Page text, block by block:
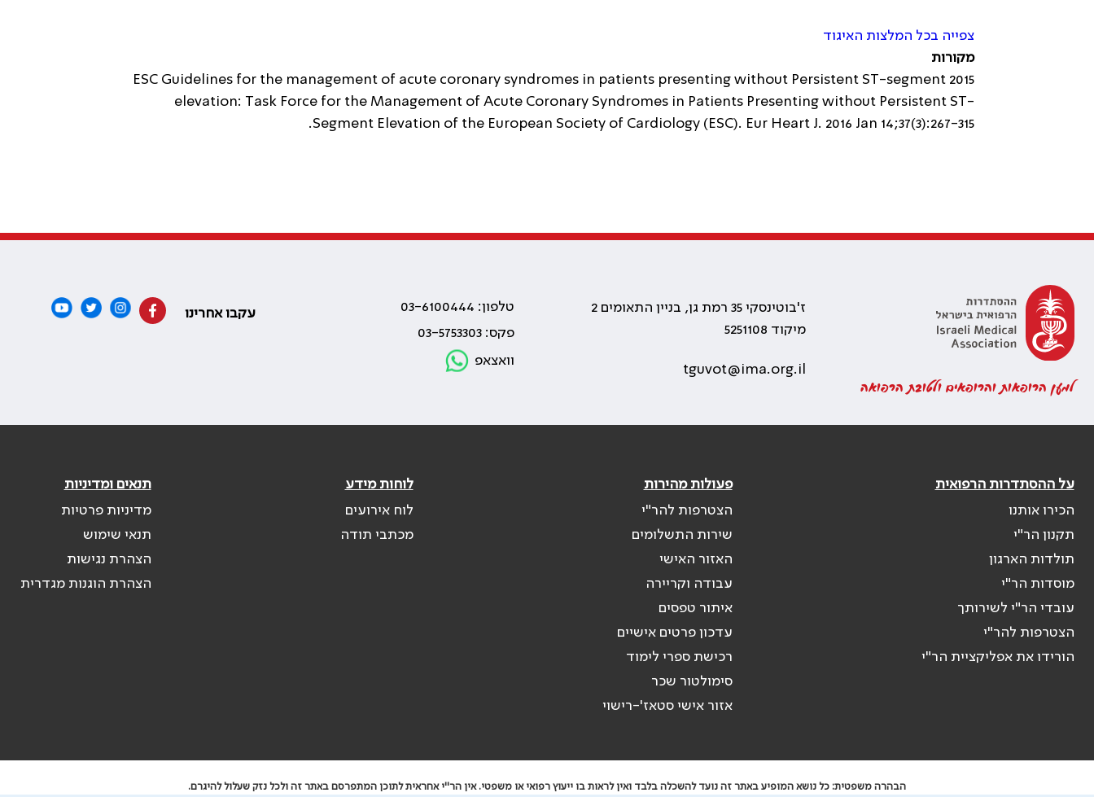
צפייה בכל המלצות האיגוד
מקורות
2015 ESC Guidelines for the management of acute coronary syndromes in patients presenting without Persistent ST-segment
elevation: Task Force for the Management of Acute Coronary Syndromes in Patients Presenting without Persistent ST-
Segment Elevation of the European Society of Cardiology (ESC). Eur Heart J. 2016 Jan 14;37(3):267-315.
למען הרופאות והרופאים ולטובת הרפואה
ז'בוטינסקי 35 רמת גן, בניין התאומים 2
מיקוד 5251108
tguvot@ima.org.il
טלפון: 03-6100444
פקס: 03-5753303
וואצאפ
עקבו אחרינו
על ההסתדרות הרפואית
הכירו אותנו
תקנון הר"י
תולדות הארגון
מוסדות הר"י
עובדי הר"י לשירותך
הצטרפות להר"י
הורידו את אפליקציית הר"י
פעולות מהירות
הצטרפות להר"י
שירות התשלומים
האזור האישי
עבודה וקריירה
איתור טפסים
עדכון פרטים אישיים
רכישת ספרי לימוד
סימולטור שכר
אזור אישי סטאז'-רישוי
לוחות מידע
לוח אירועים
מכתבי תודה
תנאים ומדיניות
מדיניות פרטיות
תנאי שימוש
הצהרת נגישות
הצהרת הוגנות מגדרית
הבהרה משפטית: כל נושא המופיע באתר זה נועד להשכלה בלבד ואין לראות בו ייעוץ רפואי או משפטי. אין הר"י אחראית לתוכן המתפרסם באתר זה ולכל נזק שעלול להיגרם.